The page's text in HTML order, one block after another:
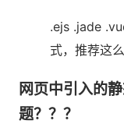
.ejs .jade
式，推荐这么
网页中引入的
题？？？